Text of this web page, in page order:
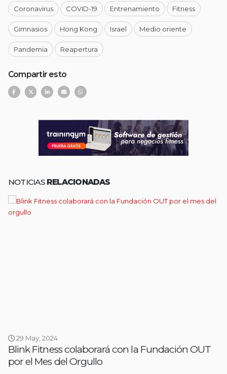
Coronavirus COVID-19 Entrenamiento Fitness
Gimnasios Hong Kong Israel Medio oriente
Pandemia Reapertura
Compartir esto
NOTICIAS RELACIONADAS
29 May, 2024
Blink Fitness colaborará con la Fundación OUT
por el Mes del Orgullo